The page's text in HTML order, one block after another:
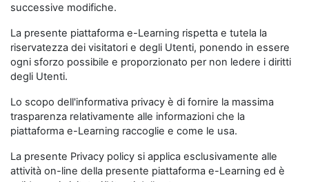
successive modifiche.
La presente piattaforma e-Learning rispetta e tutela la
riservatezza dei visitatori e degli Utenti, ponendo in essere
ogni sforzo possibile e proporzionato per non ledere i diritti
degli Utenti.
Lo scopo dell'informativa privacy è di fornire la massima
trasparenza relativamente alle informazioni che la
piattaforma e-Learning raccoglie e come le usa.
La presente Privacy policy si applica esclusivamente alle
attività on-line della presente piattaforma e-Learning ed è